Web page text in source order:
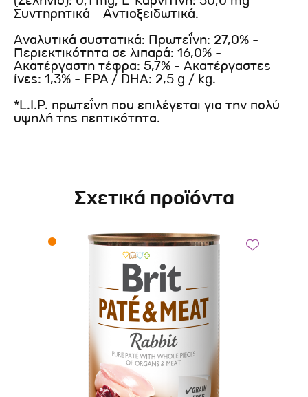
Συντηρητικά - Αντιοξειδωτικά.
Αναλυτικά συστατικά: Πρωτεΐνη: 27,0% -
Περιεκτικότητα σε λιπαρά: 16,0% -
Ακατέργαστη τέφρα: 5,7% - Ακατέργαστες
ίνες: 1,3% - EPA / DHA: 2,5 g / kg.
*L.I.P. πρωτεΐνη που επιλέγεται για την πολύ
υψηλή της πεπτικότητα.
Σχετικά προϊόντα